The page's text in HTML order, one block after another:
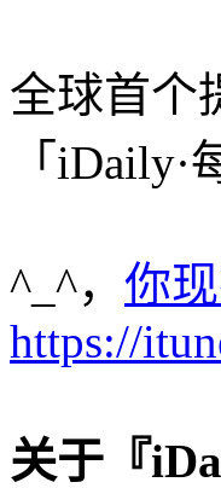
全球首个
「
^_^， 你
https://
关于『